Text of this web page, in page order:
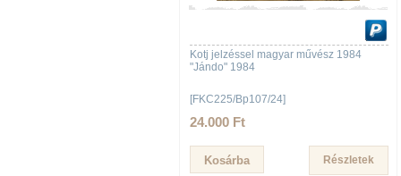
Kotj jelzéssel magyar művész 1984
"Jándo" 1984
[FKC225/Bp107/24]
24.000 Ft
Részletek